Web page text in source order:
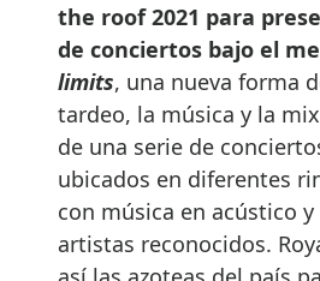
the roof 2021 para
de conciertos bajo el
limits, una nueva forma
tardeo, la música y la
de una serie de
ubicados en diferentes
con música en acústico
artistas reconocidos.